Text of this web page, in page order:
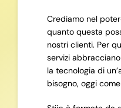
Crediamo nel
quanto questa
nostri clienti. Per
servizi
la tecnologia di
bisogno, oggi